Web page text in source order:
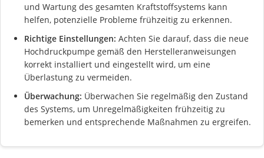
und Wartung des gesamten Kraftstoffsystems kann
helfen, potenzielle Probleme frühzeitig zu erkennen.
Richtige Einstellungen: Achten Sie darauf, dass die neue
Hochdruckpumpe gemäß den Herstelleranweisungen
korrekt installiert und eingestellt wird, um eine
Überlastung zu vermeiden.
Überwachung: Überwachen Sie regelmäßig den Zustand
des Systems, um Unregelmäßigkeiten frühzeitig zu
bemerken und entsprechende Maßnahmen zu ergreifen.